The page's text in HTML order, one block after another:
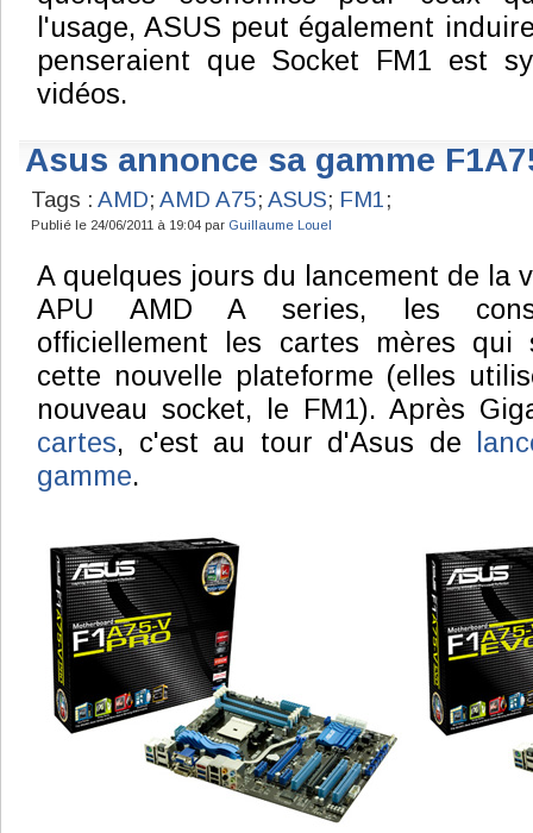
l'usage, ASUS peut également
penseraient que Socket FM1 est
vidéos.
Asus annonce sa gamme
Tags : AMD; AMD A75; ASUS; FM1;
Publié le 24/06/2011 à 19:04 par Guillaume Louel
A quelques jours du lancement de la
APU AMD A series, les
officiellement les cartes mères qui
cette nouvelle plateforme (elles
nouveau socket, le FM1). Après
cartes, c'est au tour d'Asus de
gamme.